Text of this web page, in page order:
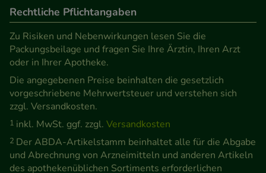
betreiben.
Statistik & Tracking:Hierüber lassen sich
Informationen über die Art und Weise der Nutzung
unserer Website sammeln, mit deren Hilfe wir
unsere Website weiter für Sie optimieren können,
den Inhalt auf unserer Website aber auch die
Werbung auf Drittseiten möglichst relevant für Sie
zu gestalten. Bitte beachten Sie, dass Daten hierfür
teilweise an Dritte wie z.B. Google oder soziale
Medien übertragen werden.
Rechtliche Pflichtangaben
Zu Risiken und Nebenwirkungen lesen Sie die
Packungsbeilage und fragen Sie Ihre Ärztin, Ihren Arzt
oder in Ihrer Apotheke.
Die angegebenen Preise beinhalten die gesetzlich
vorgeschriebene Mehrwertsteuer und verstehen sich
zzgl. Versandkosten.
1 inkl. MwSt. ggf. zzgl. Versandkosten
2 Der ABDA-Artikelstamm beinhaltet alle für die Abgabe
und Abrechnung von Arzneimitteln und anderen Artikeln
des apothekenüblichen Sortiments erforderlichen